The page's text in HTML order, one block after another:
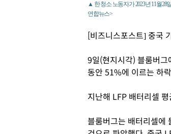
▲ 한 청소 노동자가 2023년 11월
연합뉴스>
[비즈니스포스트] 중국
9일(현지시각) 블룸버
동안 51%에 이르는 하
지난해 LFP 배터리셀
블룸버그는 배터리셀에